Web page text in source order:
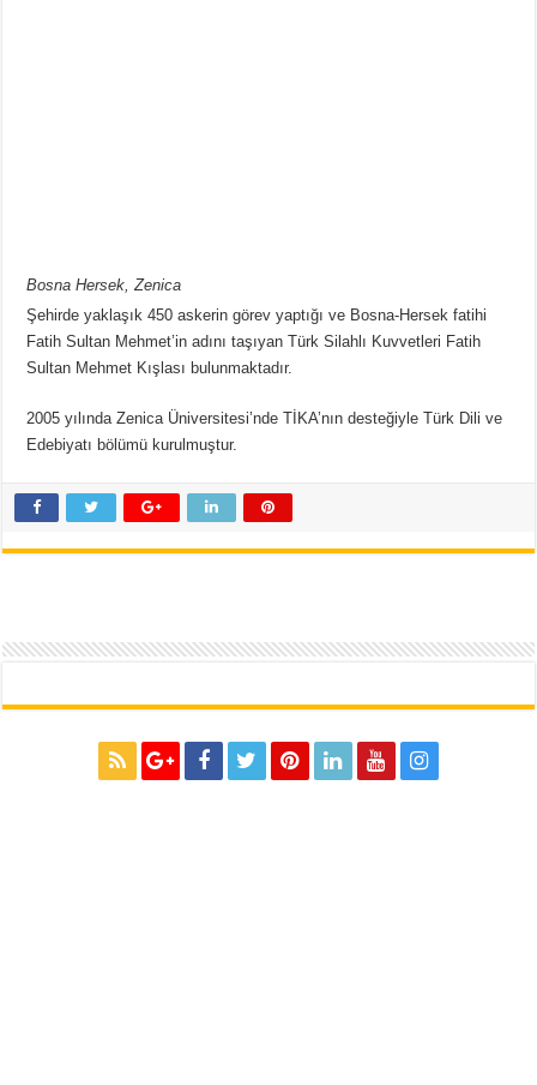
Bosna Hersek, Zenica
Şehirde yaklaşık 450 askerin görev yaptığı ve Bosna-Hersek fatihi
Fatih Sultan Mehmet’in adını taşıyan Türk Silahlı Kuvvetleri Fatih
Sultan Mehmet Kışlası bulunmaktadır.
2005 yılında Zenica Üniversitesi’nde TİKA’nın desteğiyle Türk Dili ve
Edebiyatı bölümü kurulmuştur.